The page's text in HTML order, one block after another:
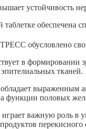
устойчивость
обеспечена
обусловлено
в формировании
тканей.
выраженным
функции половых
играет важную роль в
перекисного